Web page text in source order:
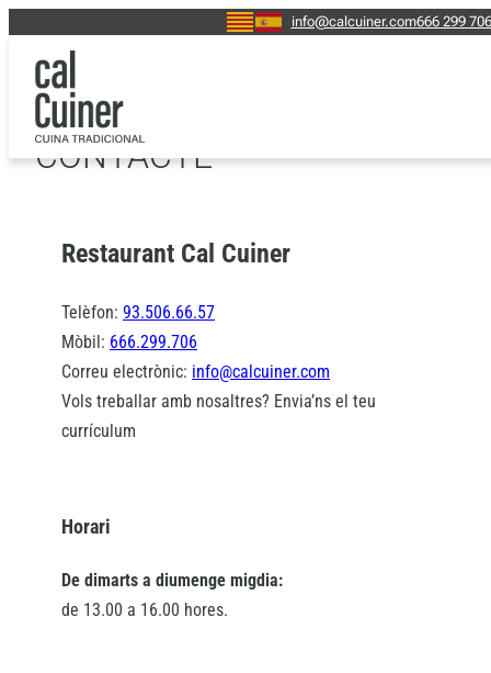
contingut
info@calcuiner.com666 299 706
CONTACTE
CONTACTE
Restaurant Cal Cuiner
Telèfon: 93.506.66.57
Mòbil: 666.299.706
Correu electrònic: info@calcuiner.com
Vols treballar amb nosaltres? Envia’ns el teu
currículum
Horari
De dimarts a diumenge migdia:
de 13.00 a 16.00 hores.